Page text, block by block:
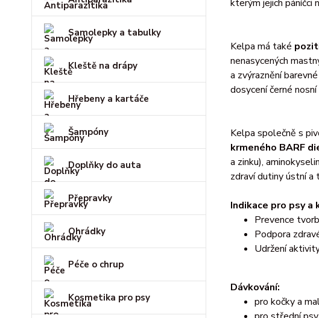
Samolepky a tabulky
Kleště na drápy
Hřebeny a kartáče
Šampóny
Doplňky do auta
Přepravky
Ohrádky
Péče o chrup
Kosmetika pro psy
kterým jejich páníčci
Kelpa má také
nenasycených
a zvýraznění
dosycení černé
Kelpa společně s
krmeného BARF
a zinku),
zdraví dutiny ústní a
Indikace pro psy a
Prevence
Podpora
Udržení
Dávkování:
pro kočky a